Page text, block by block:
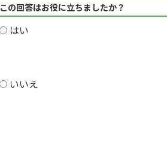
この回答はお役に立ちましたか？
はい
いいえ